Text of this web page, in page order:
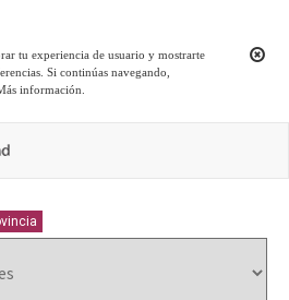
tu experiencia de usuario y mostrarte
Si continúas navegando,
información